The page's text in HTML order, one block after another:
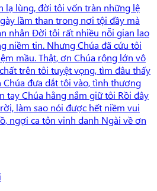
lạ lùng, đời tôi vốn tràn những lệ
lầm than trong nơi tội đầy mà
nhân Đời tôi rất nhiều nỗi gian lao
niềm tin. Nhưng Chúa đã cứu tôi
mầu. Thật, ơn Chúa rộng lớn vô
trên tôi tuyệt vọng, tìm đâu thấy
đưa dắt tôi vào, tình thương
tay Chúa hằng nắm giữ tôi Rồi đây
làm sao nói được hết niềm vui
ngợi ca tôn vinh danh Ngài về ơn